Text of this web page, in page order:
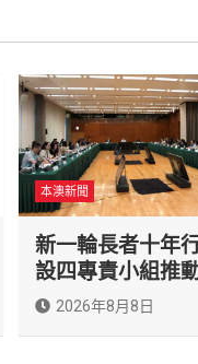
本澳新聞
新一輪長者十年
設四專責小組推
2026年8月8日